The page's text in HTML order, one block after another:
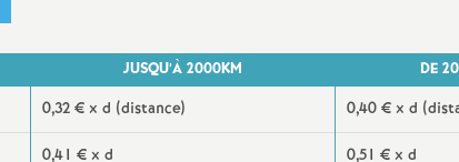
é
a
JUSQU’À 2000KM DE
0,32 € x d (distance) 0,40 € x d
0,41 € x d 0,51 € x d